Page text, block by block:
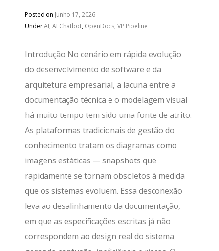
Posted on Junho 17, 2026
UnderAI,AI Chatbot, OpenDocs,VP Pipeline
Introdução No cenário em rápida evolução
do desenvolvimento de software e da
arquitetura empresarial, a lacuna entre a
documentação técnica e o modelagem visual
há muito tempo tem sido uma fonte de atrito.
As plataformas tradicionais de gestão do
conhecimento tratam os diagramas como
imagens estáticas — snapshots que
rapidamente se tornam obsoletos à medida
que os sistemas evoluem. Essa desconexão
leva ao desalinhamento da documentação,
em que as especificações escritas já não
correspondem ao design real do sistema,